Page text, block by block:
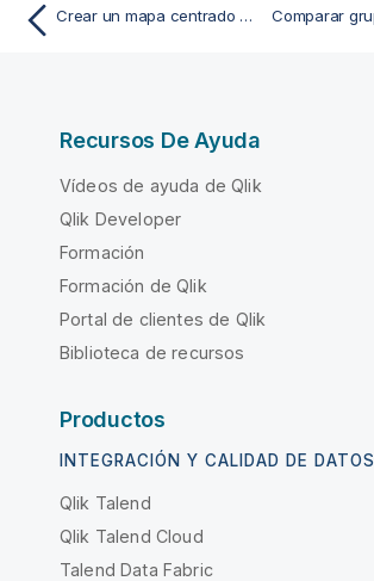
Crear un mapa centrado en una región
Recursos De Ayuda
Vídeos de ayuda de Qlik
Qlik Developer
Formación
Formación de Qlik
Portal de clientes de Qlik
Biblioteca de recursos
Productos
INTEGRACIÓN Y CALIDAD DE DATOS
Qlik Talend
Qlik Talend Cloud
Talend Data Fabric